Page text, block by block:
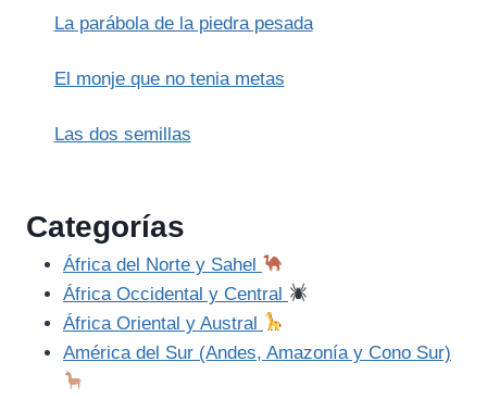
OPORTUNIDAD
La parábola de la piedra pesada
El monje que no tenia metas
Las dos semillas
Categorías
África del Norte y Sahel
África Occidental y Central
África Oriental y Austral
América del Sur (Andes, Amazonía y Cono Sur)